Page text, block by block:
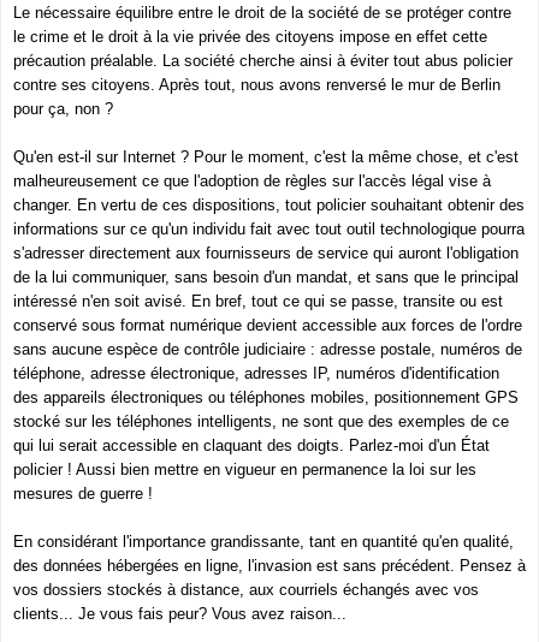
Le nécessaire équilibre entre le droit de la société de se protéger contre
le crime et le droit à la vie privée des citoyens impose en effet cette
précaution préalable. La société cherche ainsi à éviter tout abus policier
contre ses citoyens. Après tout, nous avons renversé le mur de Berlin
pour ça, non ?
Qu'en est-il sur Internet ? Pour le moment, c'est la même chose, et c'est
malheureusement ce que l'adoption de règles sur l'accès légal vise à
changer. En vertu de ces dispositions, tout policier souhaitant obtenir des
informations sur ce qu'un individu fait avec tout outil technologique pourra
s'adresser directement aux fournisseurs de service qui auront l'obligation
de la lui communiquer, sans besoin d'un mandat, et sans que le principal
intéressé n'en soit avisé. En bref, tout ce qui se passe, transite ou est
conservé sous format numérique devient accessible aux forces de l'ordre
sans aucune espèce de contrôle judiciaire : adresse postale, numéros de
téléphone, adresse électronique, adresses IP, numéros d'identification
des appareils électroniques ou téléphones mobiles, positionnement GPS
stocké sur les téléphones intelligents, ne sont que des exemples de ce
qui lui serait accessible en claquant des doigts. Parlez-moi d'un État
policier ! Aussi bien mettre en vigueur en permanence la loi sur les
mesures de guerre !
En considérant l'importance grandissante, tant en quantité qu'en qualité,
des données hébergées en ligne, l'invasion est sans précédent. Pensez à
vos dossiers stockés à distance, aux courriels échangés avec vos
clients... Je vous fais peur? Vous avez raison...